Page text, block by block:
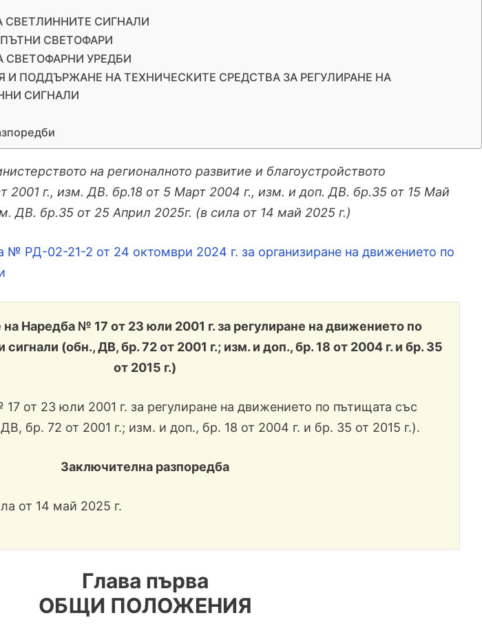
СВЕТЛИННИТЕ СИГНАЛИ
ПЪТНИ СВЕТОФАРИ
СВЕТОФАРНИ УРЕДБИ
И ПОДДЪРЖАНЕ НА ТЕХНИЧЕСКИТЕ СРЕДСТВА ЗА РЕГУЛИРАНЕ НА
СИГНАЛИ
на регионалното развитие и благоустройството
2001 г., изм. ДВ. бр.18 от 5 Март 2004 г., изм. и доп. ДВ. бр.35 от 15 Май
ДВ. бр.35 от 25 Април 2025г. (в сила от 14 май 2025 г.)
№ РД-02-21-2 от 24 октомври 2024 г. за организиране на движението по
Наредба № 17 от 23 юли 2001 г. за регулиране на движението по
сигнали (обн., ДВ, бр. 72 от 2001 г.; изм. и доп., бр. 18 от 2004 г. и бр. 35
от 2015 г.)
от 23 юли 2001 г. за регулиране на движението по пътищата със
бр. 72 от 2001 г.; изм. и доп., бр. 18 от 2004 г. и бр. 35 от 2015 г.).
Заключителна разпоредба
от 14 май 2025 г.
Глава първа
ОБЩИ ПОЛОЖЕНИЯ